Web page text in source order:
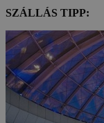
SZÁLLÁS TIPP: